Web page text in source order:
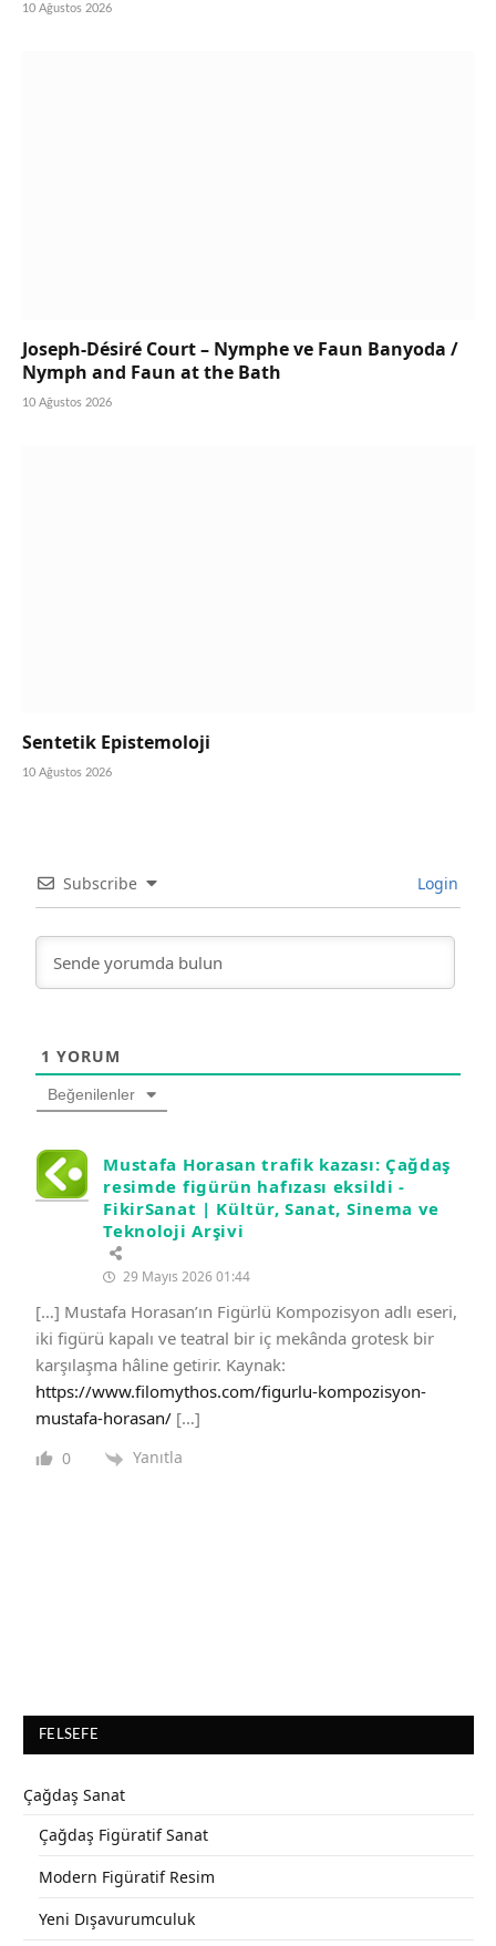
10 Ağustos 2026
Joseph-Désiré Court – Nymphe ve Faun Banyoda /
Nymph and Faun at the Bath
10 Ağustos 2026
Sentetik Epistemoloji
10 Ağustos 2026
Subscribe Login
1 YORUM
Beğenilenler
Mustafa Horasan trafik kazası: Çağdaş
resimde figürün hafızası eksildi -
FikirSanat | Kültür, Sanat, Sinema ve
Teknoloji Arşivi
29 Mayıs 2026 01:44
[…] Mustafa Horasan’ın Figürlü Kompozisyon adlı eseri,
iki figürü kapalı ve teatral bir iç mekânda grotesk bir
karşılaşma hâline getirir. Kaynak:
https://www.filomythos.com/figurlu-kompozisyon-
mustafa-horasan/ […]
0 Yanıtla
FELSEFE
Çağdaş Sanat
Çağdaş Figüratif Sanat
Modern Figüratif Resim
Yeni Dışavurumculuk